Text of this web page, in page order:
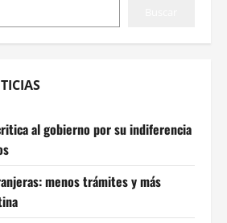
al gobierno por su indiferencia
menos trámites y más